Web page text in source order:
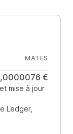
MATES
€
mise à jour
Ledger,